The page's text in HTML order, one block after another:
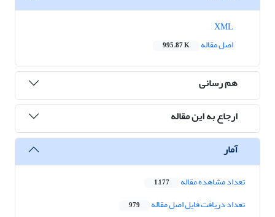
اصل مقاله
995.87 K
هم رسانی
ارجاع به این مقاله
آمار
تعداد مشاهده مقاله 1,177
تعداد دریافت فایل اصل مقاله 979